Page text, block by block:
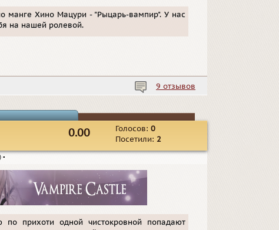
манге Хино Мацури - "Рыцарь-вампир". У нас
на нашей ролевой.
9 отзывов
Голосов: 0
Посетили: 2
0.00
▪
прихоти одной чистокровной попадают